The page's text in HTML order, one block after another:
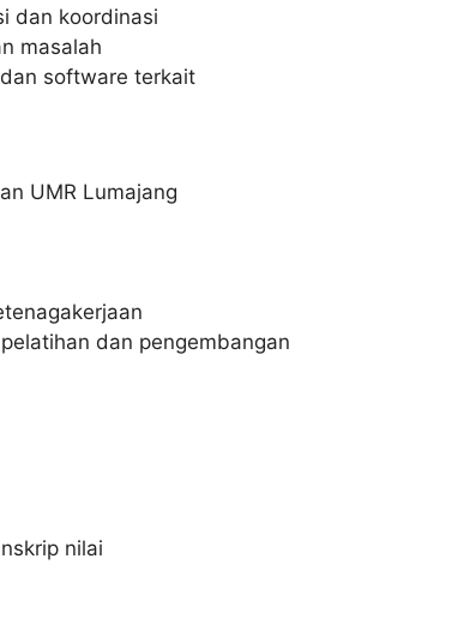
dan koordinasi
masalah
software terkait
UMR Lumajang
dan pengembangan
nilai